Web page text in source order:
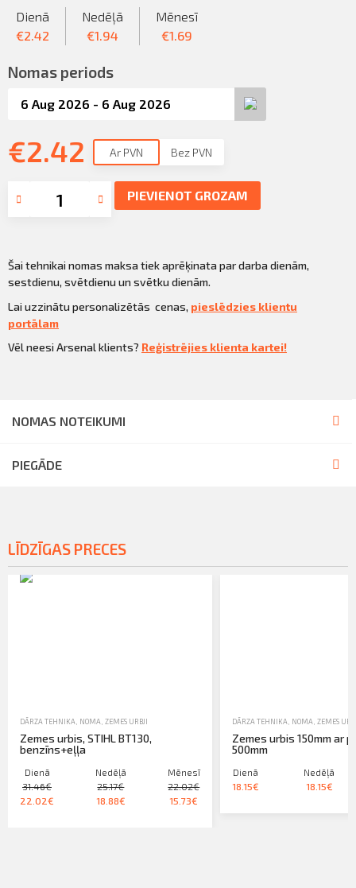
KLIENTU PORTĀLS
Iziet
Dienā
€2.42
Nedēļā
€1.94
Mēnesī
€1.69
Nomas periods
€2.42 Ar PVN Bez PVN
PIEVIENOT GROZAM
Šai tehnikai nomas maksa tiek aprēķinata par darba dienām,
sestdienu, svētdienu un svētku dienām.
Lai uzzinātu personalizētās cenas, pieslēdzies klientu
portālam
Vēl neesi Arsenal klients? Reģistrējies klienta kartei!
NOMAS NOTEIKUMI
PIEGĀDE
LĪDZĪGAS PRECES
DĀRZA TEHNIKA NOMA ZEMES URBJI
Zemes urbis, STIHL BT130,
benzīns+eļļa
Dienā
31.46€
22.02€
Nedēļā
25.17€
18.88€
Mēnesī
22.02€
15.73€
DĀRZA TEHNIKA NOMA ZEMES
Zemes urbis 150mm ar
500mm
Dienā
18.15€
Nedēļā
18.15€